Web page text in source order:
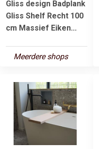
Gliss design Badplank
Gliss Shelf Recht 100
cm Massief Eiken...
Meerdere shops